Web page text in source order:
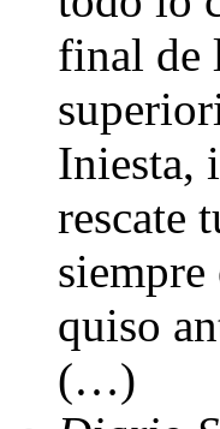
final de
Iniesta,
rescate
siempre
quiso
(…)